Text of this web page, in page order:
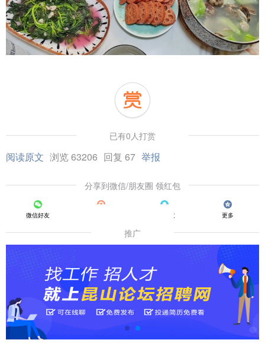
已有0人打赏
阅读原文 浏览 63206 回复 67 举报
分享到微信/朋友圈 领红包
微信好友 QQ好友 更多
推广